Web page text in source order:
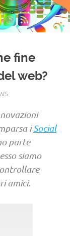
fine
web?
iSocial
parte
siamo
amici.